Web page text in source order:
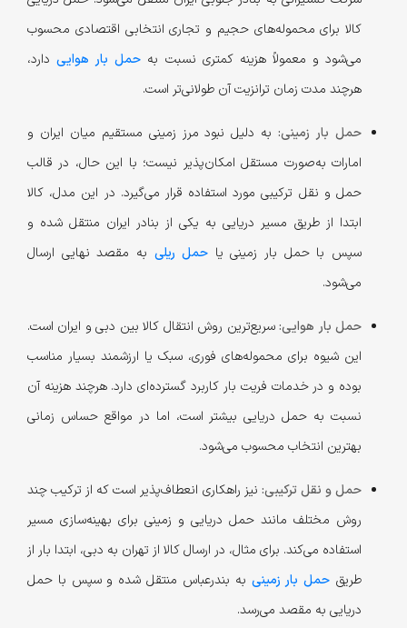
کالا برای محموله‌های حجیم و تجاری انتخابی اقتصادی محسوب
می‌شود و معمولاً هزینه کمتری نسبت به حمل بار هواییدارد،
هرچند مدت زمان ترانزیت آن طولانی‌تر است.
حمل بار زمینی:به دلیل نبود مرز زمینی مستقیم میان ایران و
امارات به‌صورت مستقل امکان‌پذیر نیست؛ با این حال، در قالب
حمل و نقل ترکیبی مورد استفاده قرار می‌گیرد. در این مدل، کالا
ابتدا از طریق مسیر دریایی به یکی از بنادر ایران منتقل شده و
سپس با حمل بار زمینی یا حمل ریلی به مقصد نهایی ارسال
می‌شود.
حمل بار هوایی:سریع‌ترین روش انتقال کالا بین دبی و ایران است.
این شیوه برای محموله‌های فوری، سبک یا ارزشمند بسیار مناسب
بوده و در خدمات فریت بار کاربرد گسترده‌ای دارد. هرچند هزینه آن
نسبت به حمل دریایی بیشتر است، اما در مواقع حساس زمانی
بهترین انتخاب محسوب می‌شود.
حمل و نقل ترکیبی: نیز راهکاری انعطاف‌پذیر است که از ترکیب چند
روش مختلف مانند حمل دریایی و زمینی برای بهینه‌سازی مسیر
استفاده می‌کند. برای مثال، در ارسال کالا از تهران به دبی، ابتدا بار از
طریق حمل بار زمینی به بندرعباس منتقل شده و سپس با حمل
دریایی به مقصد می‌رسد.